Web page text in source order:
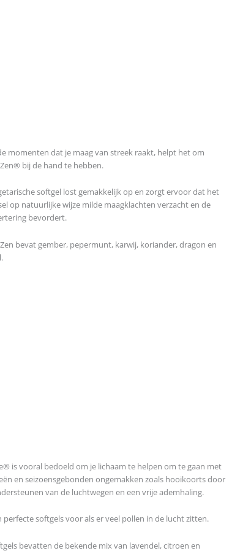
momenten dat je maag van streek raakt, helpt het om
bij de hand te hebben.
softgel lost gemakkelijk op en zorgt ervoor dat het
op natuurlijke wijze milde maagklachten verzacht en de
bevordert.
bevat gember, pepermunt, karwij, koriander, dragon en
is vooral bedoeld om je lichaam te helpen om te gaan met
en seizoensgebonden ongemakken zoals hooikoorts door
van de luchtwegen en een vrije ademhaling.
perfecte softgels voor als er veel pollen in de lucht zitten.
bevatten de bekende mix van lavendel, citroen en